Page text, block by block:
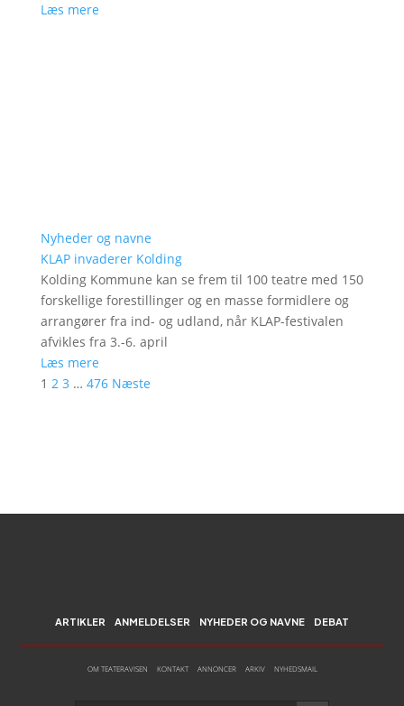
Læs mere
Nyheder og navne
KLAP invaderer Kolding
Kolding Kommune kan se frem til 100 teatre med 150
forskellige forestillinger og en masse formidlere og
arrangører fra ind- og udland, når KLAP-festivalen
afvikles fra 3.-6. april
Læs mere
1 2 3 … 476 Næste
ARTIKLER ANMELDELSER NYHEDER OG NAVNE DEBAT
OM TEATERAVISEN KONTAKT ANNONCER ARKIV NYHEDSMAIL